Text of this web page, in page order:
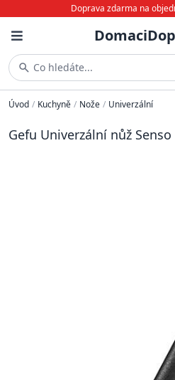
Doprava zdarma na
Co hledáte...
Úvod / Kuchyně / Nože / Univerzální
Gefu Univerzální nůž Senso